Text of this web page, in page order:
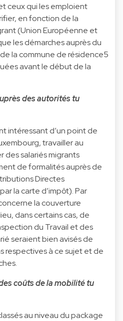
ceux qui les emploient
en fonction de la
(Union Européenne et
les démarches auprès du
la commune de résidence5
avant le début de la
des autorités tu
intéressant d’un point de
travailler au
des salariés migrants
de formalités auprès de
Directes
la carte d’impôt). Par
la couverture
dans certains cas, de
du Travail et des
seraient bien avisés de
respectives à ce sujet et de
coûts de la mobilité tu
au niveau du package